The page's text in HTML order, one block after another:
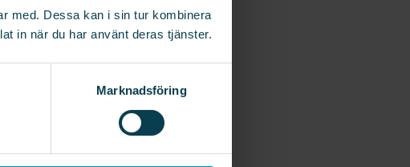
med. Dessa kan i sin tur kombinera
in när du har använt deras tjänster.
Marknadsföring